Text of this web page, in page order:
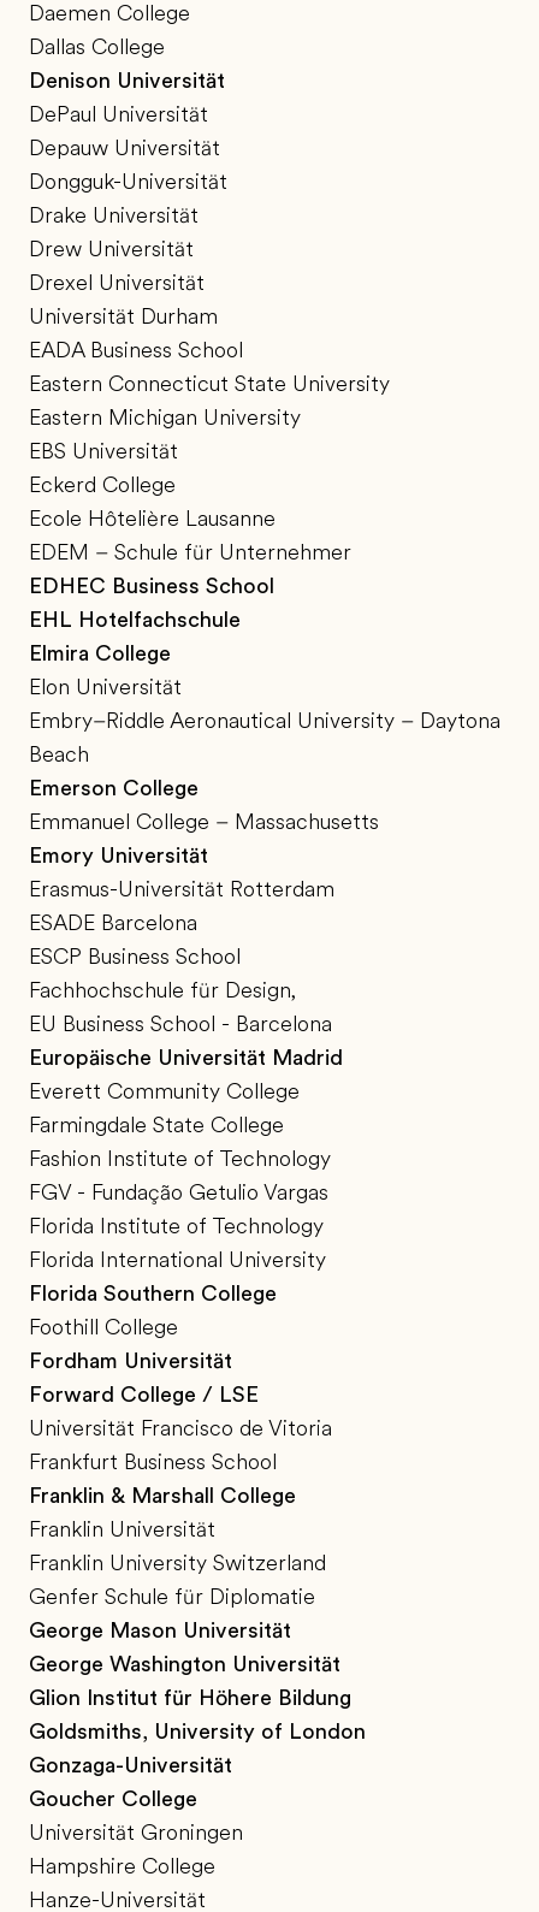
Daemen College
Dallas College
Denison Universität
DePaul Universität
Depauw Universität
Dongguk-Universität
Drake Universität
Drew Universität
Drexel Universität
Universität Durham
EADA Business School
Eastern Connecticut State University
Eastern Michigan University
EBS Universität
Eckerd College
Ecole Hôtelière Lausanne
EDEM – Schule für Unternehmer
EDHEC Business School
EHL Hotelfachschule
Elmira College
Elon Universität
Embry–Riddle Aeronautical University – Daytona
Beach
Emerson College
Emmanuel College – Massachusetts
Emory Universität
Erasmus-Universität Rotterdam
ESADE Barcelona
ESCP Business School
Fachhochschule für Design,
EU Business School - Barcelona
Europäische Universität Madrid
Everett Community College
Farmingdale State College
Fashion Institute of Technology
FGV - Fundação Getulio Vargas
Florida Institute of Technology
Florida International University
Florida Southern College
Foothill College
Fordham Universität
Forward College / LSE
Universität Francisco de Vitoria
Frankfurt Business School
Franklin & Marshall College
Franklin Universität
Franklin University Switzerland
Genfer Schule für Diplomatie
George Mason Universität
George Washington Universität
Glion Institut für Höhere Bildung
Goldsmiths, University of London
Gonzaga-Universität
Goucher College
Universität Groningen
Hampshire College
Hanze-Universität